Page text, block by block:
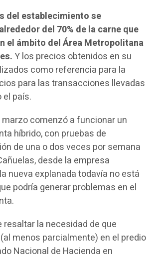
del establecimiento se
del 70% de la carne que
el ámbito del Área Metropolitana
Y los precios obtenidos en su
como referencia para la
para las transacciones llevadas
el país.
comenzó a funcionar un
híbrido, con pruebas de
de una o dos veces por semana
desde la empresa
nueva explanada todavía no está
podría generar problemas en el
resaltar la necesidad de que
menos parcialmente) en el predio
Nacional de Hacienda en